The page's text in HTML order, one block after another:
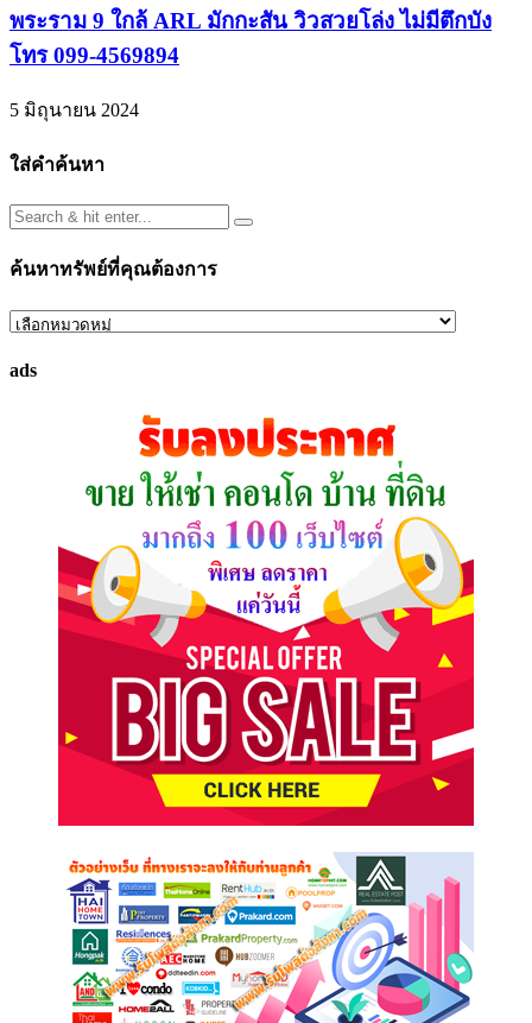
พระราม 9 ใกล้ ARL มักกะสัน วิวสวยโล่ง ไม่มีตึกบัง
โทร 099-4569894
5 มิถุนายน 2024
ใส่คำค้นหา
ค้นหาทรัพย์ที่คุณต้องการ
ค้นหา
ที่
ads